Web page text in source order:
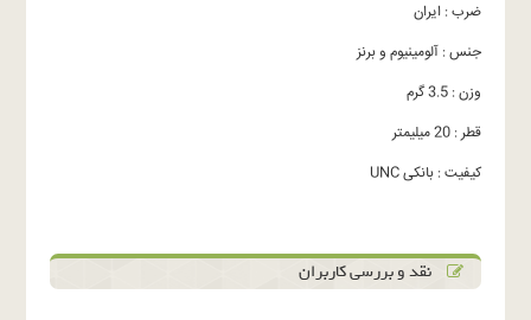
ضرب : ایران
جنس : آلومینیوم و برنز
وزن : 3.5 گرم
قطر : 20 میلیمتر
کیفیت : بانکی UNC
نقد و بررسی کاربران